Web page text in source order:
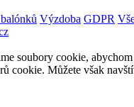
Výzdoba GDPR
soubory cookie,
cookie. Můžete však